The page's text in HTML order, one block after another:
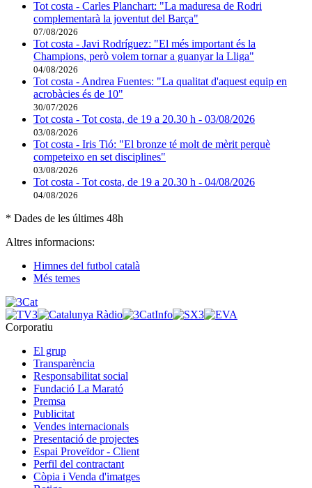
Tot costa - Carles Planchart: "La maduresa de Rodri
complementarà la joventut del Barça"
07/08/2026
Tot costa - Javi Rodríguez: "El més important és la
Champions, però volem tornar a guanyar la Lliga"
04/08/2026
Tot costa - Andrea Fuentes: "La qualitat d'aquest equip en
acrobàcies és de 10"
30/07/2026
Tot costa - Tot costa, de 19 a 20.30 h - 03/08/2026
03/08/2026
Tot costa - Iris Tió: "El bronze té molt de mèrit perquè
competeixo en set disciplines"
03/08/2026
Tot costa - Tot costa, de 19 a 20.30 h - 04/08/2026
04/08/2026
* Dades de les últimes 48h
Altres informacions:
Himnes del futbol català
Més temes
Corporatiu
El grup
Transparència
Responsabilitat social
Fundació La Marató
Premsa
Publicitat
Vendes internacionals
Presentació de projectes
Espai Proveïdor - Client
Perfil del contractant
Còpia i Venda d'imatges